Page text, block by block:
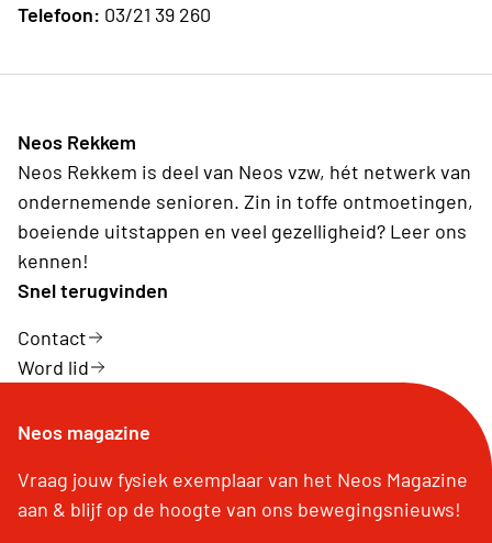
Telefoon: 03/21 39 260
Neos Rekkem
Neos Rekkem is deel van Neos vzw, hét netwerk van
ondernemende senioren. Zin in toffe ontmoetingen,
boeiende uitstappen en veel gezelligheid? Leer ons
kennen!
Snel terugvinden
Contact
Word lid
Neos magazine
Vraag jouw fysiek exemplaar van het Neos Magazine
aan & blijf op de hoogte van ons bewegingsnieuws!